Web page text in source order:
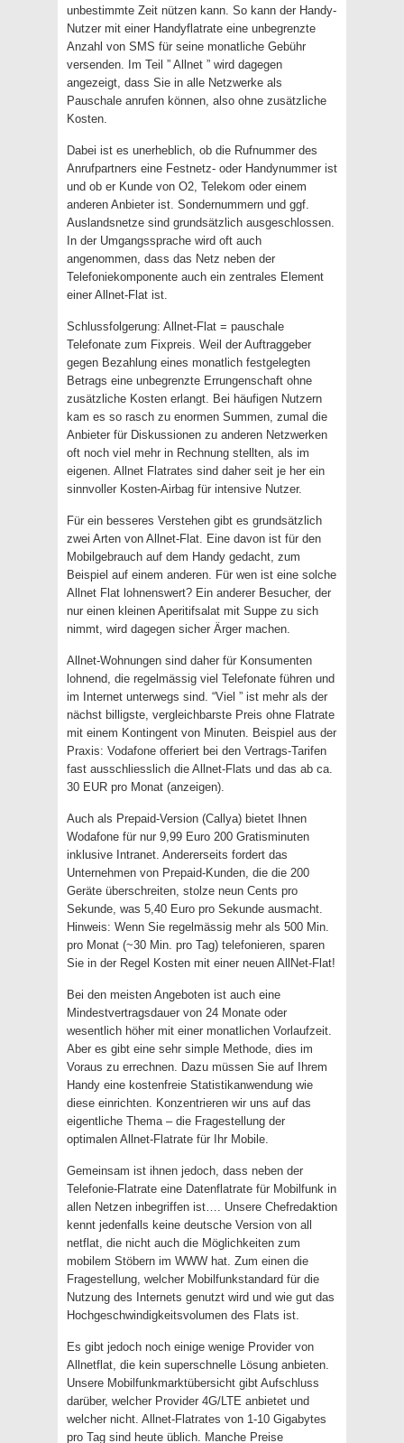
unbestimmte Zeit nützen kann. So kann der Handy-
Nutzer mit einer Handyflatrate eine unbegrenzte
Anzahl von SMS für seine monatliche Gebühr
versenden. Im Teil ” Allnet ” wird dagegen
angezeigt, dass Sie in alle Netzwerke als
Pauschale anrufen können, also ohne zusätzliche
Kosten.
Dabei ist es unerheblich, ob die Rufnummer des
Anrufpartners eine Festnetz- oder Handynummer ist
und ob er Kunde von O2, Telekom oder einem
anderen Anbieter ist. Sondernummern und ggf.
Auslandsnetze sind grundsätzlich ausgeschlossen.
In der Umgangssprache wird oft auch
angenommen, dass das Netz neben der
Telefoniekomponente auch ein zentrales Element
einer Allnet-Flat ist.
Schlussfolgerung: Allnet-Flat = pauschale
Telefonate zum Fixpreis. Weil der Auftraggeber
gegen Bezahlung eines monatlich festgelegten
Betrags eine unbegrenzte Errungenschaft ohne
zusätzliche Kosten erlangt. Bei häufigen Nutzern
kam es so rasch zu enormen Summen, zumal die
Anbieter für Diskussionen zu anderen Netzwerken
oft noch viel mehr in Rechnung stellten, als im
eigenen. Allnet Flatrates sind daher seit je her ein
sinnvoller Kosten-Airbag für intensive Nutzer.
Für ein besseres Verstehen gibt es grundsätzlich
zwei Arten von Allnet-Flat. Eine davon ist für den
Mobilgebrauch auf dem Handy gedacht, zum
Beispiel auf einem anderen. Für wen ist eine solche
Allnet Flat lohnenswert? Ein anderer Besucher, der
nur einen kleinen Aperitifsalat mit Suppe zu sich
nimmt, wird dagegen sicher Ärger machen.
Allnet-Wohnungen sind daher für Konsumenten
lohnend, die regelmässig viel Telefonate führen und
im Internet unterwegs sind. “Viel ” ist mehr als der
nächst billigste, vergleichbarste Preis ohne Flatrate
mit einem Kontingent von Minuten. Beispiel aus der
Praxis: Vodafone offeriert bei den Vertrags-Tarifen
fast ausschliesslich die Allnet-Flats und das ab ca.
30 EUR pro Monat (anzeigen).
Auch als Prepaid-Version (Callya) bietet Ihnen
Wodafone für nur 9,99 Euro 200 Gratisminuten
inklusive Intranet. Andererseits fordert das
Unternehmen von Prepaid-Kunden, die die 200
Geräte überschreiten, stolze neun Cents pro
Sekunde, was 5,40 Euro pro Sekunde ausmacht.
Hinweis: Wenn Sie regelmässig mehr als 500 Min.
pro Monat (~30 Min. pro Tag) telefonieren, sparen
Sie in der Regel Kosten mit einer neuen AllNet-Flat!
Bei den meisten Angeboten ist auch eine
Mindestvertragsdauer von 24 Monate oder
wesentlich höher mit einer monatlichen Vorlaufzeit.
Aber es gibt eine sehr simple Methode, dies im
Voraus zu errechnen. Dazu müssen Sie auf Ihrem
Handy eine kostenfreie Statistikanwendung wie
diese einrichten. Konzentrieren wir uns auf das
eigentliche Thema – die Fragestellung der
optimalen Allnet-Flatrate für Ihr Mobile.
Gemeinsam ist ihnen jedoch, dass neben der
Telefonie-Flatrate eine Datenflatrate für Mobilfunk in
allen Netzen inbegriffen ist…. Unsere Chefredaktion
kennt jedenfalls keine deutsche Version von all
netflat, die nicht auch die Möglichkeiten zum
mobilem Stöbern im WWW hat. Zum einen die
Fragestellung, welcher Mobilfunkstandard für die
Nutzung des Internets genutzt wird und wie gut das
Hochgeschwindigkeitsvolumen des Flats ist.
Es gibt jedoch noch einige wenige Provider von
Allnetflat, die kein superschnelle Lösung anbieten.
Unsere Mobilfunkmarktübersicht gibt Aufschluss
darüber, welcher Provider 4G/LTE anbietet und
welcher nicht. Allnet-Flatrates von 1-10 Gigabytes
pro Tag sind heute üblich. Manche Preise